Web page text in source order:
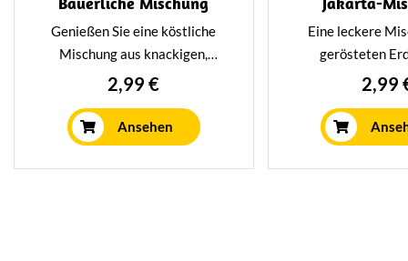
Genießen Sie eine köstliche
Mischung aus knackigen,
gerösteten Erdnüssen und
ohne Salz! Zusammen mit
weichen, süßen Sultaninen (blau
und gelb) und cremigen,
2,99 €
Ansehen
Eine leckere
gerösteten
braunen
mit pikanten
Gewürzen.
2,99